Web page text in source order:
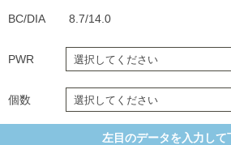
BC/DIA 8.7/14.0
PWR
個数
左目のデータを入力して